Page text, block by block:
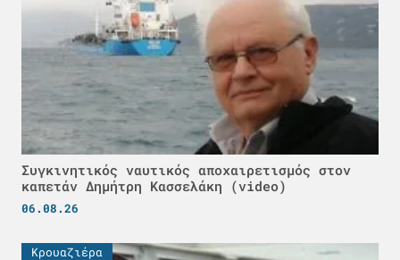
Συγκινητικός ναυτικός αποχαιρετισμός στον
καπετάν Δημήτρη Κασσελάκη (video)
06.08.26
Κρουαζιέρα